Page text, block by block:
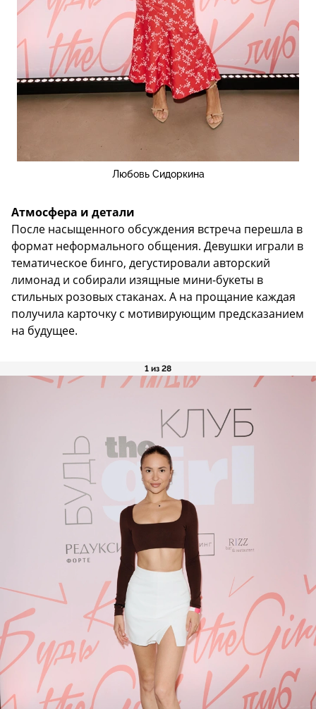
Любовь Сидоркина
Атмосфера и детали
После насыщенного обсуждения встреча перешла в
формат неформального общения. Девушки играли в
тематическое бинго, дегустировали авторский
лимонад и собирали изящные мини-букеты в
стильных розовых стаканах. А на прощание каждая
получила карточку с мотивирующим предсказанием
на будущее.
1 из 28